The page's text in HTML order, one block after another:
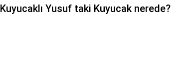
Kuyucaklı Yusuf taki Kuyucak nerede?